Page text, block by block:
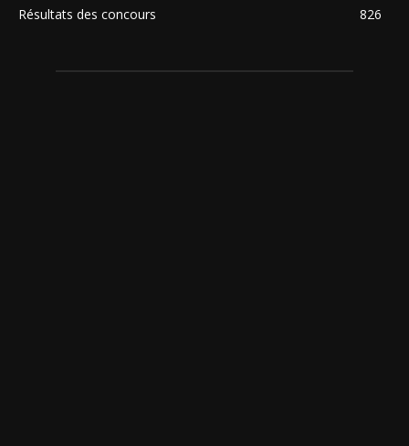
Résultats des concours
826